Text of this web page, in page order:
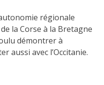
régionale
la Corse à la Bretagne
démontrer à
aussi avec l’Occitanie.